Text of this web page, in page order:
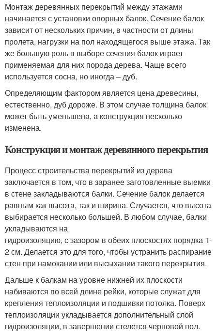
Монтаж деревянных перекрытий между этажами
начинается с установки опорных балок. Сечение балок
зависит от нескольких причин, в частности от длины
пролета, нагрузки на пол находящегося выше этажа. Так
же большую роль в выборе сечения балок играет
применяемая для них порода дерева. Чаще всего
используется сосна, но иногда – дуб.
Определяющим фактором является цена древесины,
естественно, дуб дороже. В этом случае толщина балок
может быть уменьшена, а конструкция несколько
изменена.
Конструкция и монтаж деревянного перекрытия
Процесс строительства перекрытий из дерева
заключается в том, что в заранее заготовленные выемки
в стене закладываются балки. Сечение балок делается
равным как высота, так и ширина. Случается, что высота
выбирается несколько большей. В любом случае, балки
укладываются на
гидроизоляцию, с зазором в обеих плоскостях порядка 1-
2 см. Делается это для того, чтобы устранить распирание
стен при намокании или высыхании такого перекрытия.
Дальше к балкам на уровне нижней их плоскости
набиваются по всей длине рейки, которые служат для
крепления теплоизоляции и подшивки потолка. Поверх
теплоизоляции укладывается дополнительный слой
гидроизоляции, в завершении стелется черновой пол.